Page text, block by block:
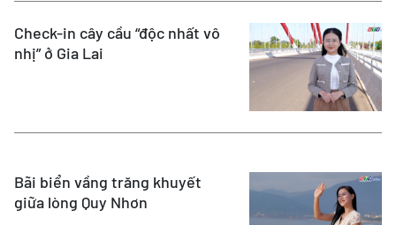
Check-in cây cầu “độc nhất vô
nhị” ở Gia Lai
Bãi biển vầng trăng khuyết
giữa lòng Quy Nhơn